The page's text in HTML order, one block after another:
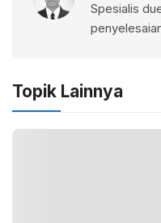
Spesialis
Topik Lainnya